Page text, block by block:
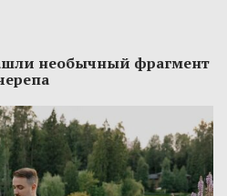
необычный фрагмент